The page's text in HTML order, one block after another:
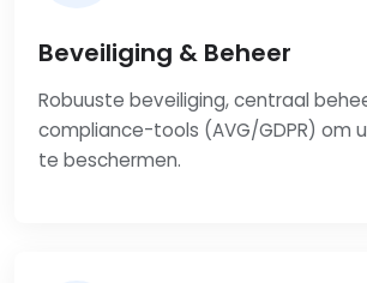
Beveiliging & Beheer
Robuuste beveiliging, centraal
compliance-tools (AVG/GDPR) om
te beschermen.